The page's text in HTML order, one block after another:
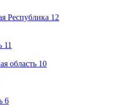
Республика 12
11
область 10
6